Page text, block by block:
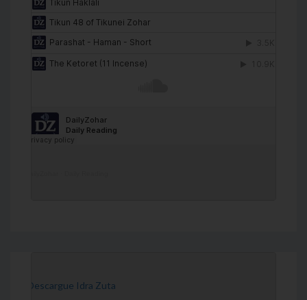
[Descargue Idra Zuta